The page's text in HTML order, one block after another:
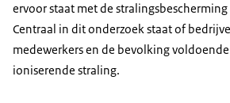
ervoor staat met de
Centraal in dit onderzoek staat of
medewerkers en de bevolking
ioniserende straling.